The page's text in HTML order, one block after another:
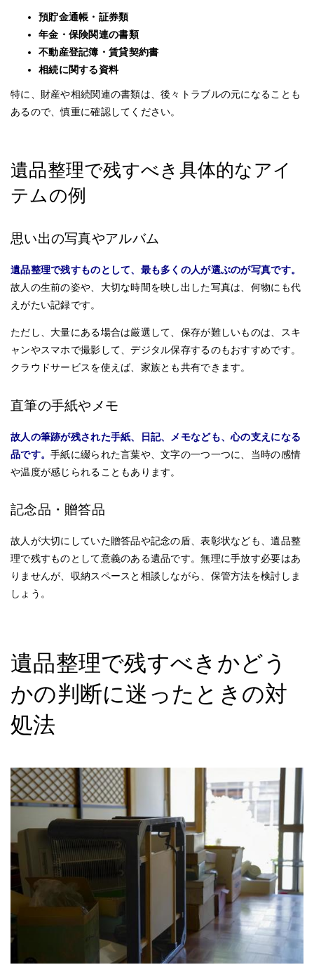
預貯金通帳・証券類
年金・保険関連の書類
不動産登記簿・賃貸契約書
相続に関する資料
特に、財産や相続関連の書類は、後々トラブルの元になることも
あるので、慎重に確認してください。
遺品整理で残すべき具体的なアイ
テムの例
思い出の写真やアルバム
遺品整理で残すものとして、最も多くの人が選ぶのが写真です。
故人の生前の姿や、大切な時間を映し出した写真は、何物にも代
えがたい記録です。
ただし、大量にある場合は厳選して、保存が難しいものは、スキ
ャンやスマホで撮影して、デジタル保存するのもおすすめです。
クラウドサービスを使えば、家族とも共有できます。
直筆の手紙やメモ
故人の筆跡が残された手紙、日記、メモなども、心の支えになる
品です。手紙に綴られた言葉や、文字の一つ一つに、当時の感情
や温度が感じられることもあります。
記念品・贈答品
故人が大切にしていた贈答品や記念の盾、表彰状なども、遺品整
理で残すものとして意義のある遺品です。無理に手放す必要はあ
りませんが、収納スペースと相談しながら、保管方法を検討しま
しょう。
遺品整理で残すべきかどう
かの判断に迷ったときの対
処法